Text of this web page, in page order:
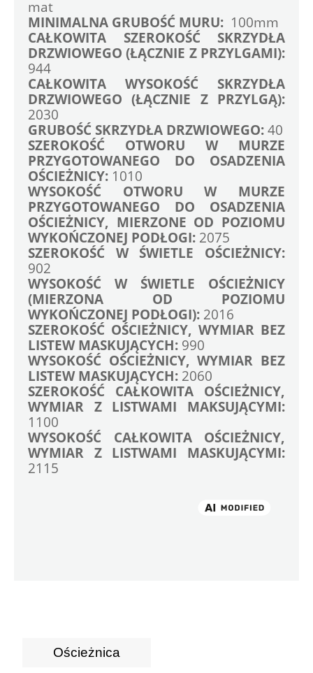
mat
MINIMALNA GRUBOŚĆ MURU: 100mm
CAŁKOWITA SZEROKOŚĆ SKRZYDŁA
944
CAŁKOWITA WYSOKOŚĆ SKRZYDŁA
2030
GRUBOŚĆ SKRZYDŁA DRZWIOWEGO: 40
SZEROKOŚĆ OTWORU W MURZE
PRZYGOTOWANEGO DO OSADZENIA
OŚCIEŻNICY: 1010
WYSOKOŚĆ OTWORU W MURZE
PRZYGOTOWANEGO DO OSADZENIA
OŚCIEŻNICY, MIERZONE OD POZIOMU
WYKOŃCZONEJ PODŁOGI: 2075
902
WYSOKOŚĆ W ŚWIETLE OŚCIEŻNICY
(MIERZONA OD POZIOMU
WYKOŃCZONEJ PODŁOGI): 2016
SZEROKOŚĆ OŚCIEŻNICY, WYMIAR BEZ
LISTEW MASKUJĄCYCH: 990
WYSOKOŚĆ OŚCIEŻNICY, WYMIAR BEZ
LISTEW MASKUJĄCYCH: 2060
SZEROKOŚĆ CAŁKOWITA OŚCIEŻNICY,
WYMIAR Z LISTWAMI MAKSUJĄCYMI:
1100
WYSOKOŚĆ CAŁKOWITA OŚCIEŻNICY,
WYMIAR Z LISTWAMI MASKUJĄCYMI:
2115
Ościeżnica